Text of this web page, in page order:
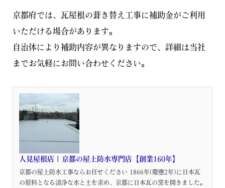
京都府では、瓦屋根の葺き替え工事に補助金がご利用
いただける場合があります。
自治体により補助内容が異なりますので、詳細は当社
までお気軽にお問い合わせください。
人見屋根店 | 京都の屋上防水専門店【創業160年】
京都の屋上防水工事ならお任せください 1866年(慶應2年)に日本瓦
の原料となる清浄な水と土を求め、京都に日本瓦の窯を開きました。